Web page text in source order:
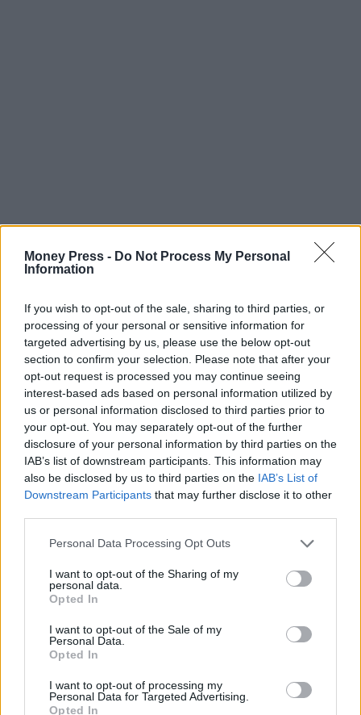
Money Press - Do Not Process My Personal
Information
If you wish to opt-out of the sale, sharing to third parties, or
processing of your personal or sensitive information for
targeted advertising by us, please use the below opt-out
section to confirm your selection. Please note that after your
opt-out request is processed you may continue seeing
interest-based ads based on personal information utilized by
us or personal information disclosed to third parties prior to
your opt-out. You may separately opt-out of the further
disclosure of your personal information by third parties on the
IAB’s list of downstream participants. This information may
also be disclosed by us to third parties on the IAB’s List of
Downstream Participants that may further disclose it to other
Personal Data Processing Opt Outs
I want to opt-out of the Sharing of my
personal data.
Opted In
I want to opt-out of the Sale of my
Personal Data.
Opted In
I want to opt-out of processing my
Personal Data for Targeted Advertising.
Opted In